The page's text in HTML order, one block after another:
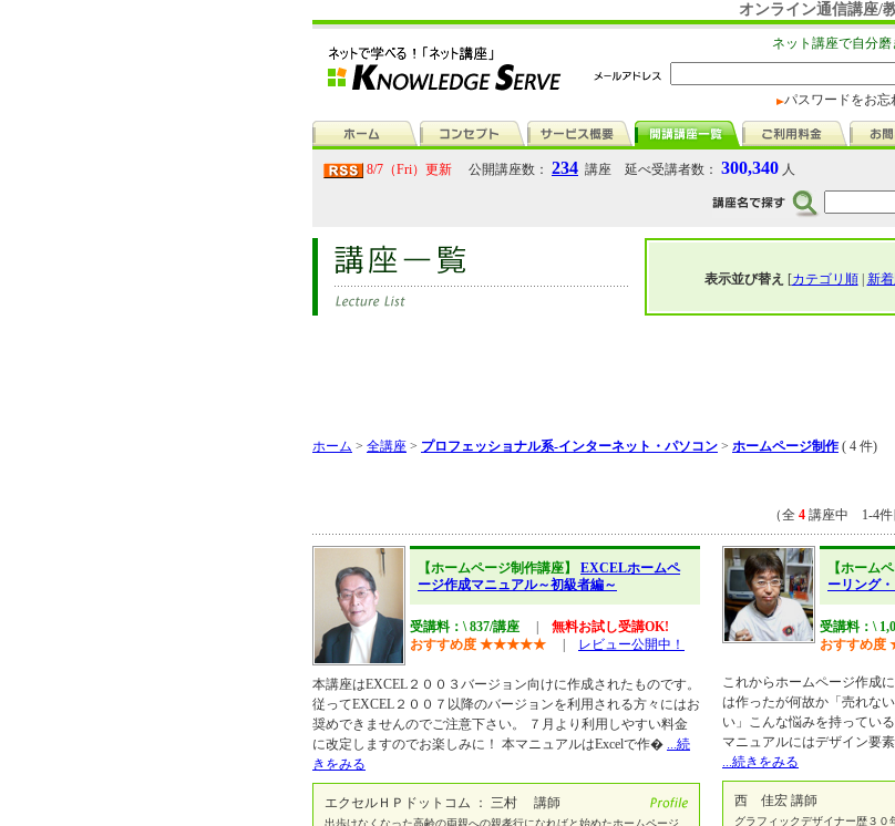
オンライン通信講座/
ネット講座で自分
パスワードをお忘
8/7（Fri）更新 公開講座数： 234 講座 延べ受講者数： 300,340 人
表示並び替え [カテゴリ順| 新
ホーム > 全講座 > プロフェッショナル系-インターネット・パソコン > ホームページ制作 ( 4 件)
（全 4 講座中 1-4件
【ホームページ制作講座】 EXCELホームペ
ージ作成マニュアル～初級者編～
受講料：\ 837/講座
無料お試し受講OK!
おすすめ度 ★★★★★ レビュー公開中！
本講座はEXCEL２００３バージョン向けに作成されたものです。
従ってEXCEL２００７以降のバージョンを利用される方々にはお
奨めできませんのでご注意下さい。 ７月より利用しやすい料金
に改定しますのでお楽しみに！ 本マニュアルはExcelで作� ...続
きをみる
エクセルＨＰドットコム ： 三村 講師
出歩けなくなった高齢の両親への親孝行になればと始めたホームページ
【ホーム
ーリング
受講料：\
おすすめ度
これからホームページ作成
は作ったが何故か「売れな
い」こんな悩みを持ってい
マニュアルにはデザイン要
...続きをみる
西 佳宏 講師
グラフィックデザイナー歴３０